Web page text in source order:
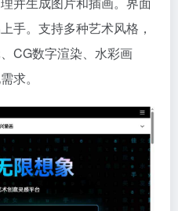
手。支持多种艺术风格，
CG数字渲染、水彩画
求。